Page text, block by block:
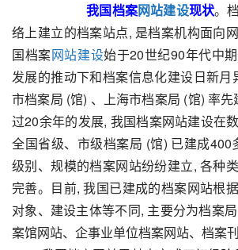
我国档案网站建设现状。
络上建立的档案站点, 是档案机构面向
国档案网站建设始于20世纪90年代中
发展的推动下和档案信息化建设日新月
市档案局 (馆) 、上海市档案局 (馆) 率
过20余年的发展, 我国档案网站建设在
全国省级、市级档案局 (馆) 已建成400
级别、规模的档案网站纷纷建立, 各种
完善。目前, 我国已建成的档案网站根
对象、建设主体等不同, 主要分为档案
案馆网站、企事业单位档案网站、档案刊